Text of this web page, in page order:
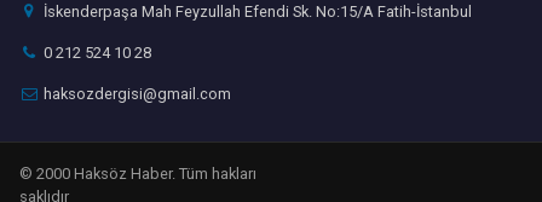
İskenderpaşa Mah Feyzullah Efendi Sk. No:15/A Fatih-İstanbul
0 212 524 10 28
haksozdergisi@gmail.com
© 2000 Haksöz Haber. Tüm hakları
saklıdır